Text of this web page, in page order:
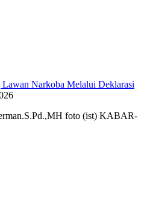
Narkoba Melalui Deklarasi
foto (ist) KABAR-